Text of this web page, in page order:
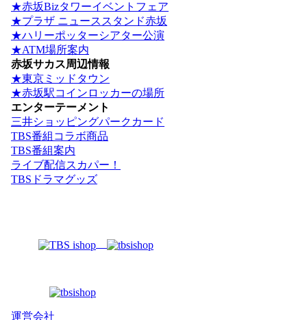
★赤坂Bizタワーイベントフェア
★プラザ ニューススタンド赤坂
★ハリーポッターシアター公演
★ATM場所案内
赤坂サカス周辺情報
★東京ミッドタウン
★赤坂駅コインロッカーの場所
エンターテーメント
三井ショッピングパークカード
TBS番組コラボ商品
TBS番組案内
ライブ配信スカパー！
TBSドラマグッズ
運営会社